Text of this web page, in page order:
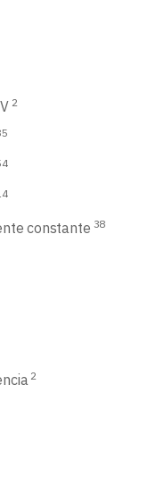
2
constante 38
2